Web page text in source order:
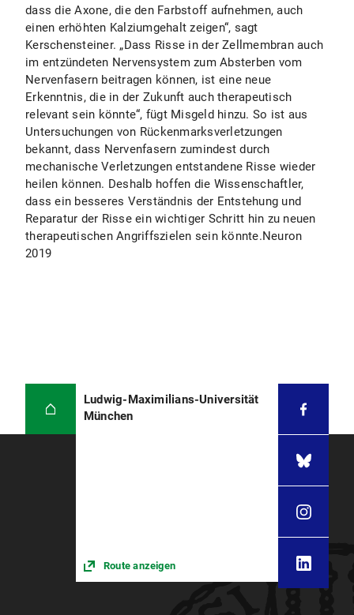
dass die Axone, die den Farbstoff aufnehmen, auch
einen erhöhten Kalziumgehalt zeigen“, sagt
Kerschensteiner. „Dass Risse in der Zellmembran auch
im entzündeten Nervensystem zum Absterben vom
Nervenfasern beitragen können, ist eine neue
Erkenntnis, die in der Zukunft auch therapeutisch
relevant sein könnte“, fügt Misgeld hinzu. So ist aus
Untersuchungen von Rückenmarksverletzungen
bekannt, dass Nervenfasern zumindest durch
mechanische Verletzungen entstandene Risse wieder
heilen können. Deshalb hoffen die Wissenschaftler,
dass ein besseres Verständnis der Entstehung und
Reparatur der Risse ein wichtiger Schritt hin zu neuen
therapeutischen Angriffszielen sein könnte.Neuron
2019
Ludwig-Maximilians-Universität
München
Route anzeigen